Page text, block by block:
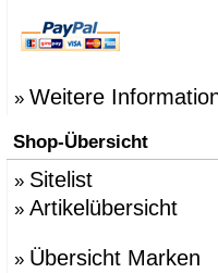
» Weitere
Shop-Übersicht
» Sitelist
» Artikelübersicht
» Übersicht Marken